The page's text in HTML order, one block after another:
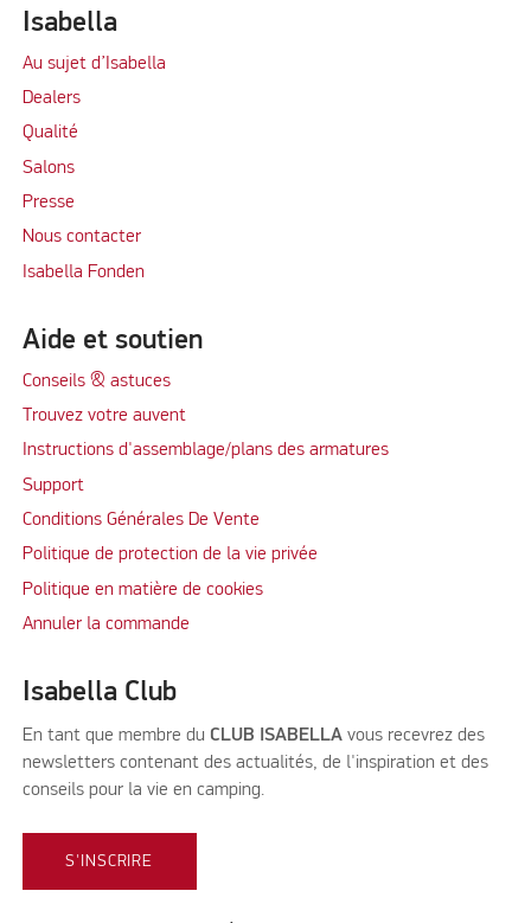
Isabella
Au sujet d’Isabella
Dealers
Qualité
Salons
Presse
Nous contacter
Isabella Fonden
Aide et soutien
Conseils & astuces
Trouvez votre auvent
Instructions d'assemblage/plans des armatures
Support
Conditions Générales De Vente
Politique de protection de la vie privée
Politique en matière de cookies
Annuler la commande
Isabella Club
En tant que membre du CLUB ISABELLA vous recevrez des
newsletters contenant des actualités, de l'inspiration et des
conseils pour la vie en camping.
S'INSCRIRE